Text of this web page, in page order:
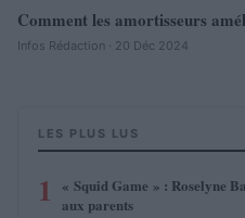
Comment les amortisseurs
Infos Rédaction · 20 Déc 2024
LES PLUS LUS
1
« Squid Game » : Roselyne
aux parents